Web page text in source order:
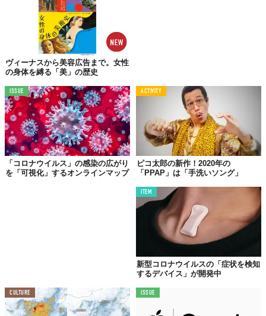
ヴィーナスから美容広告まで。女性
の身体を縛る「美」の歴史
ISSUE
「コロナウイルス」の感染の広がり
を「可視化」するオンラインマップ
ACTIVITY
ピコ太郎の新作！2020年の
「PPAP」は「手洗いソング」
ITEM
新型コロナウイルスの「症状を検知
するデバイス」が開発中
CULTURE ISSUE